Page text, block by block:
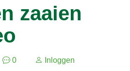
zaaien
0 Inloggen